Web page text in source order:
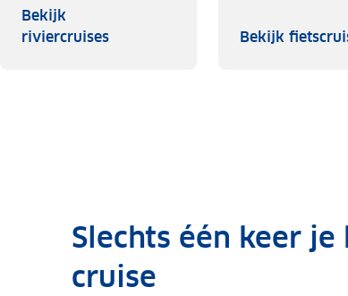
Bekijk
riviercruisesBekijk riviercruisesBekijk
Slechts één keer
cruise